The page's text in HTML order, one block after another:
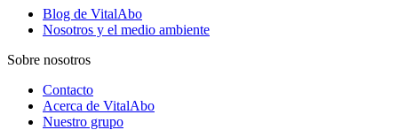
Blog de VitalAbo
Nosotros y el medio ambiente
Sobre nosotros
Contacto
Acerca de VitalAbo
Nuestro grupo